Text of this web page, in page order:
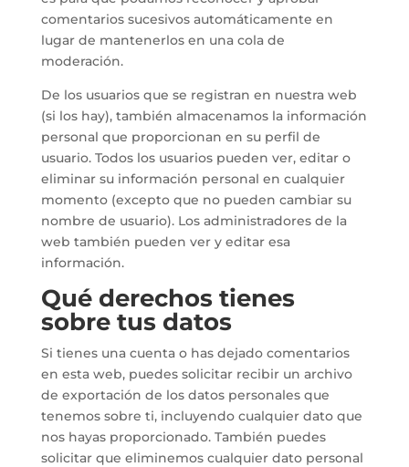
comentarios sucesivos automáticamente en
lugar de mantenerlos en una cola de
moderación.
De los usuarios que se registran en nuestra web
(si los hay), también almacenamos la información
personal que proporcionan en su perfil de
usuario. Todos los usuarios pueden ver, editar o
eliminar su información personal en cualquier
momento (excepto que no pueden cambiar su
nombre de usuario). Los administradores de la
web también pueden ver y editar esa
información.
Qué derechos tienes
sobre tus datos
Si tienes una cuenta o has dejado comentarios
en esta web, puedes solicitar recibir un archivo
de exportación de los datos personales que
tenemos sobre ti, incluyendo cualquier dato que
nos hayas proporcionado. También puedes
solicitar que eliminemos cualquier dato personal